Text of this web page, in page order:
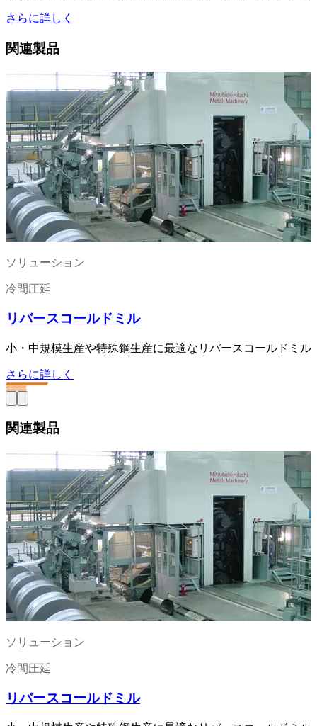
さらに詳しく
関連製品
ソリューション
冷間圧延
リバースコールドミル
小・中規模生産や特殊鋼生産に最適なリバースコールドミ
さらに詳しく
関連製品
ソリューション
冷間圧延
リバースコールドミル